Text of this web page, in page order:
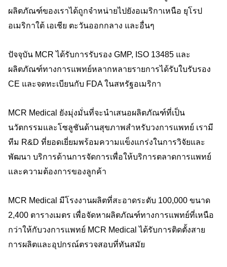
ผลิตภัณฑ์ของเราได้ถูกจำหน่ายไปยังอเมริกาเหนือ ยุโรป
อเมริกาใต้ เอเชีย ตะวันออกกลาง และอื่นๆ
ปัจจุบัน MCR ได้รับการรับรอง GMP, ISO 13485 และ
ผลิตภัณฑ์ทางการแพทย์หลากหลายรายการได้รับใบรับรอง
CE และจดทะเบียนกับ FDA ในสหรัฐอเมริกา
MCR Medical ยังมุ่งมั่นที่จะนำเสนอผลิตภัณฑ์ที่เป็น
นวัตกรรมและโซลูชันด้านสุขภาพสำหรับวงการแพทย์ เรามี
ทีม R&D ที่ยอดเยี่ยมพร้อมความแข็งแกร่งในการวิจัยและ
พัฒนา บริการด้านการจัดการเพื่อให้บริการตลาดการแพทย์
และความต้องการของลูกค้า
MCR Medical มีโรงงานผลิตที่สะอาดระดับ 100,000 ขนาด
2,400 ตารางเมตร เพื่อจัดหาผลิตภัณฑ์ทางการแพทย์ที่เหนือ
กว่าให้กับวงการแพทย์ MCR Medical ได้รับการติดตั้งสาย
การผลิตและอุปกรณ์ตรวจสอบที่ทันสมัย